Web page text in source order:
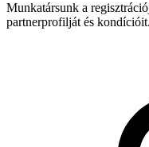
Munkatársunk a
partnerprofilját és kondícióit.